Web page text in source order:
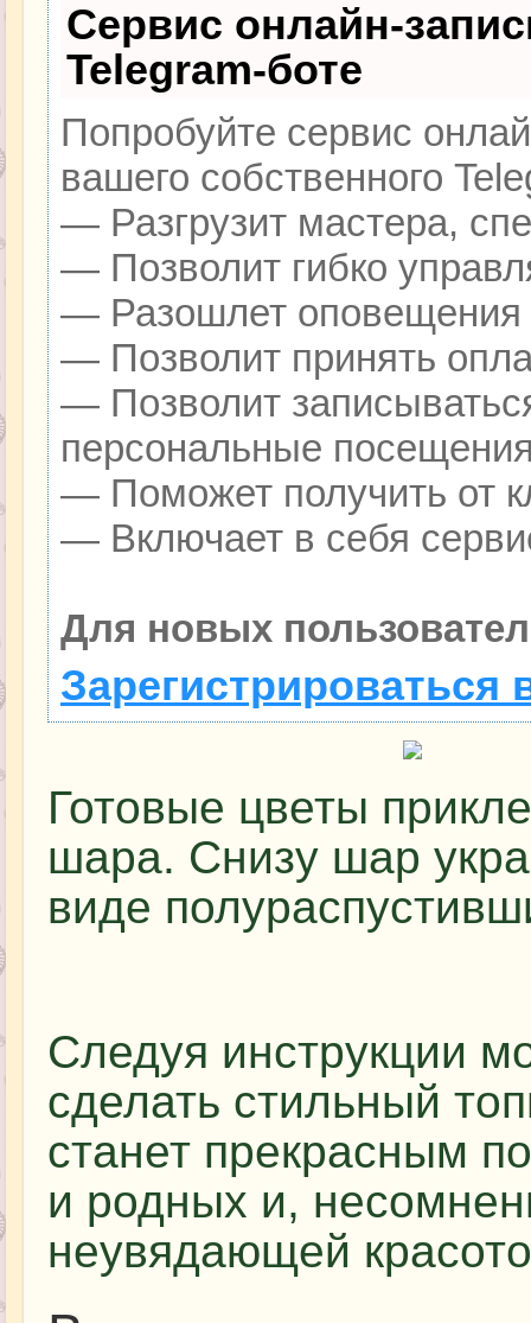
Сервис онлайн-
Telegram-боте
Попробуйте сервис
вашего собственного
— Разгрузит мастера,
— Позволит гибко
— Разошлет оповещения
— Позволит принять
— Позволит
персональные
— Поможет получить от
— Включает в себя
Для новых
Зарегистрироваться
Готовые цветы
шара. Снизу шар
виде
Следуя инструкции
сделать стильный
станет прекрасным
и родных и,
неувядающей